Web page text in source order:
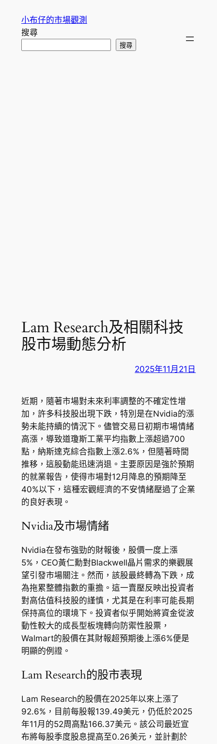
小布仔的市場觀測
搜尋
搜尋
Lam Research及相關科技
股市場動態分析
2025年11月21日
近期，隨著市場對未來利率調整的不確定性增
加，許多科技股出現下跌，特別是在Nvidia的漲
勢未能持續的情況下。儘管交易日初期市場情緒
高漲，導致道瓊斯工業平均指數上漲超過700
點，納斯達克綜合指數上漲2.6%，但隨著時間
推移，這股動能迅速消退。主要原因是強於預期
的就業報告，使得市場對12月降息的預期降至
40%以下，這種宏觀經濟的不安情緒壓過了企業
的良好表現。
Nvidia及市場情緒
Nvidia在發布強勁的財報後，股價一度上漲
5%，CEO黃仁勳對Blackwell晶片需求的樂觀展
望引發市場關注。然而，該股最終轉為下跌，成
為拖累整體指數的重擔。這一賣壓反映出投資者
對高估值科技股的謹慎，尤其是在利率可能長期
保持高位的環境下。投資者似乎開始將資金從波
動性較大的成長型板塊轉向防禦性股票，
Walmart的股價在其財報超預期後上漲6%便是
明顯的例證。
Lam Research的股市表現
Lam Research的股價在2025年以來上漲了
92.6%，目前每股報139.49美元，仍低於2025
年11月的52周高點166.37美元。該公司最近宣
布將每股季度股息提高至0.26美元，並計劃於